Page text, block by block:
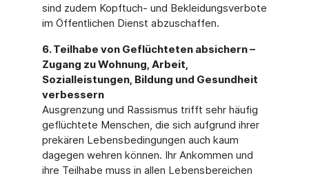
sind zudem Kopftuch- und Bekleidungsverbote
im Öffentlichen Dienst abzuschaffen.
6. Teilhabe von Geflüchteten absichern –
Zugang zu Wohnung, Arbeit,
Sozialleistungen, Bildung und Gesundheit
verbessern
Ausgrenzung und Rassismus trifft sehr häufig
geflüchtete Menschen, die sich aufgrund ihrer
prekären Lebensbedingungen auch kaum
dagegen wehren können. Ihr Ankommen und
ihre Teilhabe muss in allen Lebensbereichen